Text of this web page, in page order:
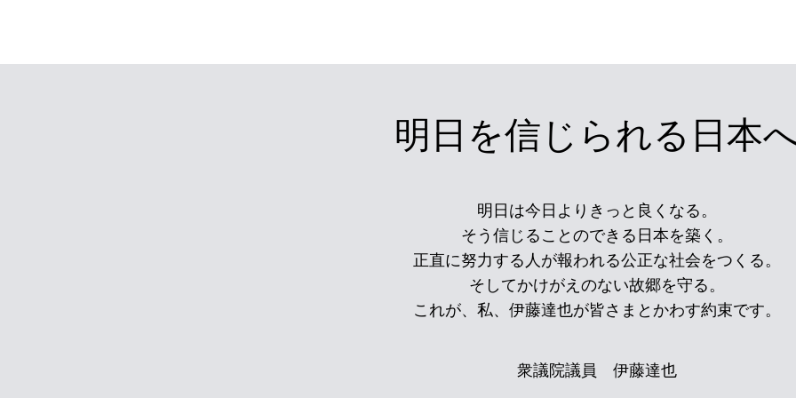
明日を信じられる日本
明日は今日よりきっと良くなる。
そう信じることのできる日本を築く。
正直に努力する人が報われる公正な社会をつくる。
そしてかけがえのない故郷を守る。
これが、私、伊藤達也が皆さまとかわす約束です。
衆議院議員 伊藤達也